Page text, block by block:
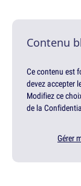
Contenu
Ce contenu est
devez accepter
Modifiez ce
de la
Gérer